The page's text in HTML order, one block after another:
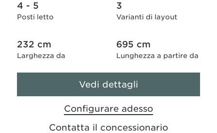
4 - 5
Posti letto
3
Varianti di layout
232 cm
Larghezza da
695 cm
Lunghezza a partire da
Vedi dettagli
Configurare adesso
Contatta il concessionario